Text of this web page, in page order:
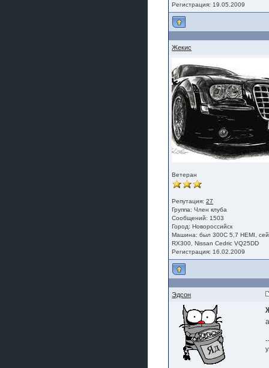
Регистрация: 19.05.2009
Жекис
Ветеран
Репутация:27
Группа:Член клуба
Сообщений: 1503
Город: Новороссийск
Машина: был 300C 5,7 HEMI,
RX300, Nissan Cedric VQ25DD
Регистрация: 16.02.2009
Эдсон